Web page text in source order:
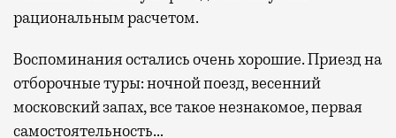
рациональным расчетом.
Воспоминания остались очень хорошие. Приезд на
отборочные туры: ночной поезд, весенний
московский запах, все такое незнакомое, первая
самостоятельность…